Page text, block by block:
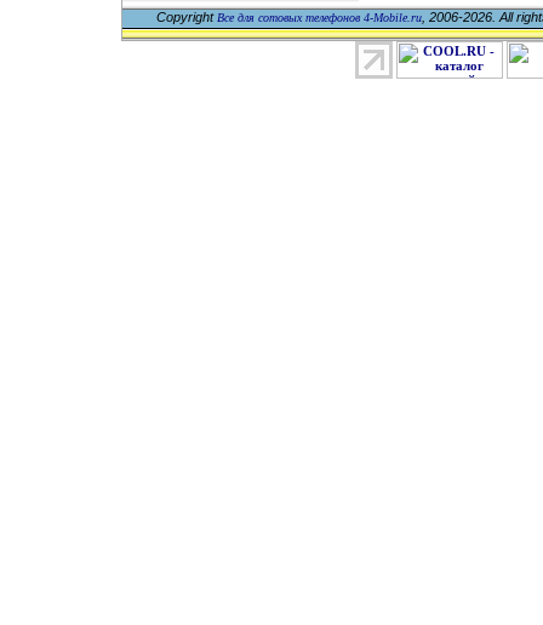
Copyright Все для сотовых телефонов 4-Mobile.ru, 2006-2026. All